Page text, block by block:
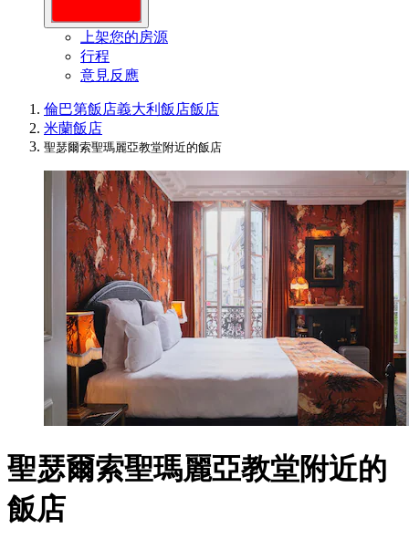
上架您的房源
行程
意見反應
倫巴第飯店義大利飯店飯店
米蘭飯店
聖瑟爾索聖瑪麗亞教堂附近的飯店
聖瑟爾索聖瑪麗亞教堂附近的
飯店